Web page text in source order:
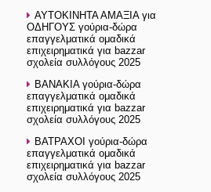
ΑΥΤΟΚΙΝΗΤΑ ΑΜΑΞΙΑ για
ΟΔΗΓΟΥΣ γούρια-δώρα
επαγγελματικά ομαδικά
επιχειρηματικά για bazzar
σχολεία συλλόγους 2025
ΒΑΝΑΚΙΑ γούρια-δώρα
επαγγελματικά ομαδικά
επιχειρηματικά για bazzar
σχολεία συλλόγους 2025
ΒΑΤΡΑΧΟI γούρια-δώρα
επαγγελματικά ομαδικά
επιχειρηματικά για bazzar
σχολεία συλλόγους 2025